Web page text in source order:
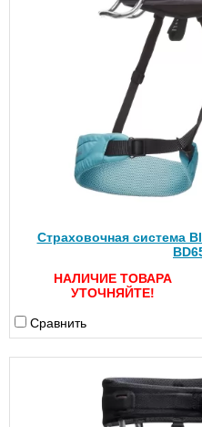
Страховочная система
НАЛИЧИЕ ТОВАРА
УТОЧНЯЙТЕ!
Сравнить